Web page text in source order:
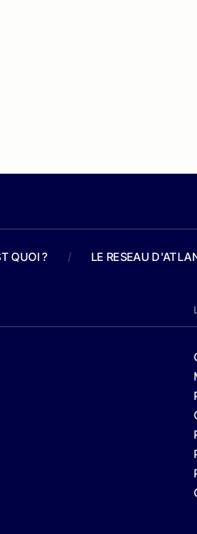
QUOI ? / LE RESEAU